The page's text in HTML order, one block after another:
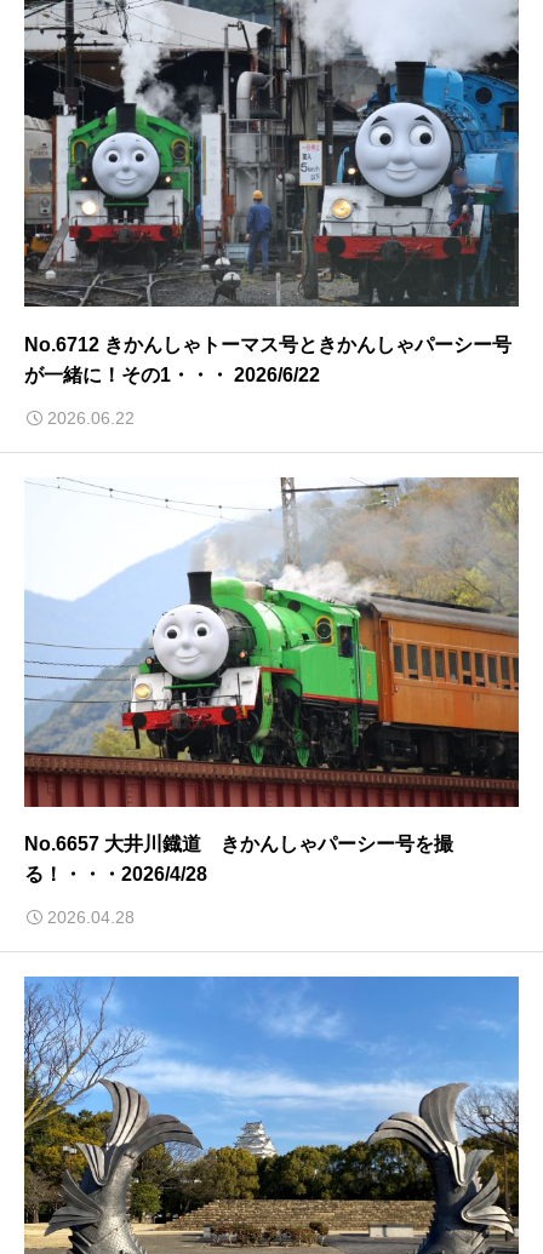
No.6712 きかんしゃトーマス号ときかんしゃパーシー号
が一緒に！その1・・・ 2026/6/22
2026.06.22
No.6657 大井川鐡道 きかんしゃパーシー号を撮
る！・・・2026/4/28
2026.04.28